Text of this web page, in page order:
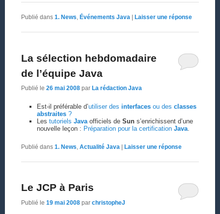
Publié dans 1. News, Événements Java Laisser une réponse
La sélection hebdomadaire
de l’équipe Java
Publié le 26 mai 2008 par La rédaction Java
Est-il préférable d’utiliser des interfaces ou desclasses
abstraites ?
LestutorielsJavaofficiels deSun s’enrichissent d’une
nouvelle leçon : Préparation pour la certificationJava.
Publié dans 1. News, Actualité Java Laisser une réponse
Le JCP à Paris
Publié le 19 mai 2008 par christopheJ